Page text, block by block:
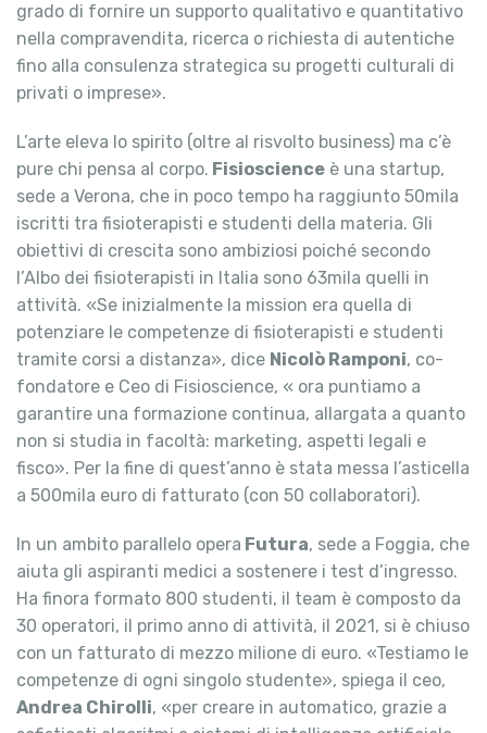
grado di fornire un supporto qualitativo e quantitativo
nella compravendita, ricerca o richiesta di autentiche
fino alla consulenza strategica su progetti culturali di
privati o imprese».
L’arte eleva lo spirito (oltre al risvolto business) ma c’è
pure chi pensa al corpo. Fisioscience è una startup,
sede a Verona, che in poco tempo ha raggiunto 50mila
iscritti tra fisioterapisti e studenti della materia. Gli
obiettivi di crescita sono ambiziosi poiché secondo
l’Albo dei fisioterapisti in Italia sono 63mila quelli in
attività. «Se inizialmente la mission era quella di
potenziare le competenze di fisioterapisti e studenti
tramite corsi a distanza», dice Nicolò Ramponi, co-
fondatore e Ceo di Fisioscience, « ora puntiamo a
garantire una formazione continua, allargata a quanto
non si studia in facoltà: marketing, aspetti legali e
fisco». Per la fine di quest’anno è stata messa l’asticella
a 500mila euro di fatturato (con 50 collaboratori).
In un ambito parallelo opera Futura, sede a Foggia, che
aiuta gli aspiranti medici a sostenere i test d’ingresso.
Ha finora formato 800 studenti, il team è composto da
30 operatori, il primo anno di attività, il 2021, si è chiuso
con un fatturato di mezzo milione di euro. «Testiamo le
competenze di ogni singolo studente», spiega il ceo,
Andrea Chirolli, «per creare in automatico, grazie a